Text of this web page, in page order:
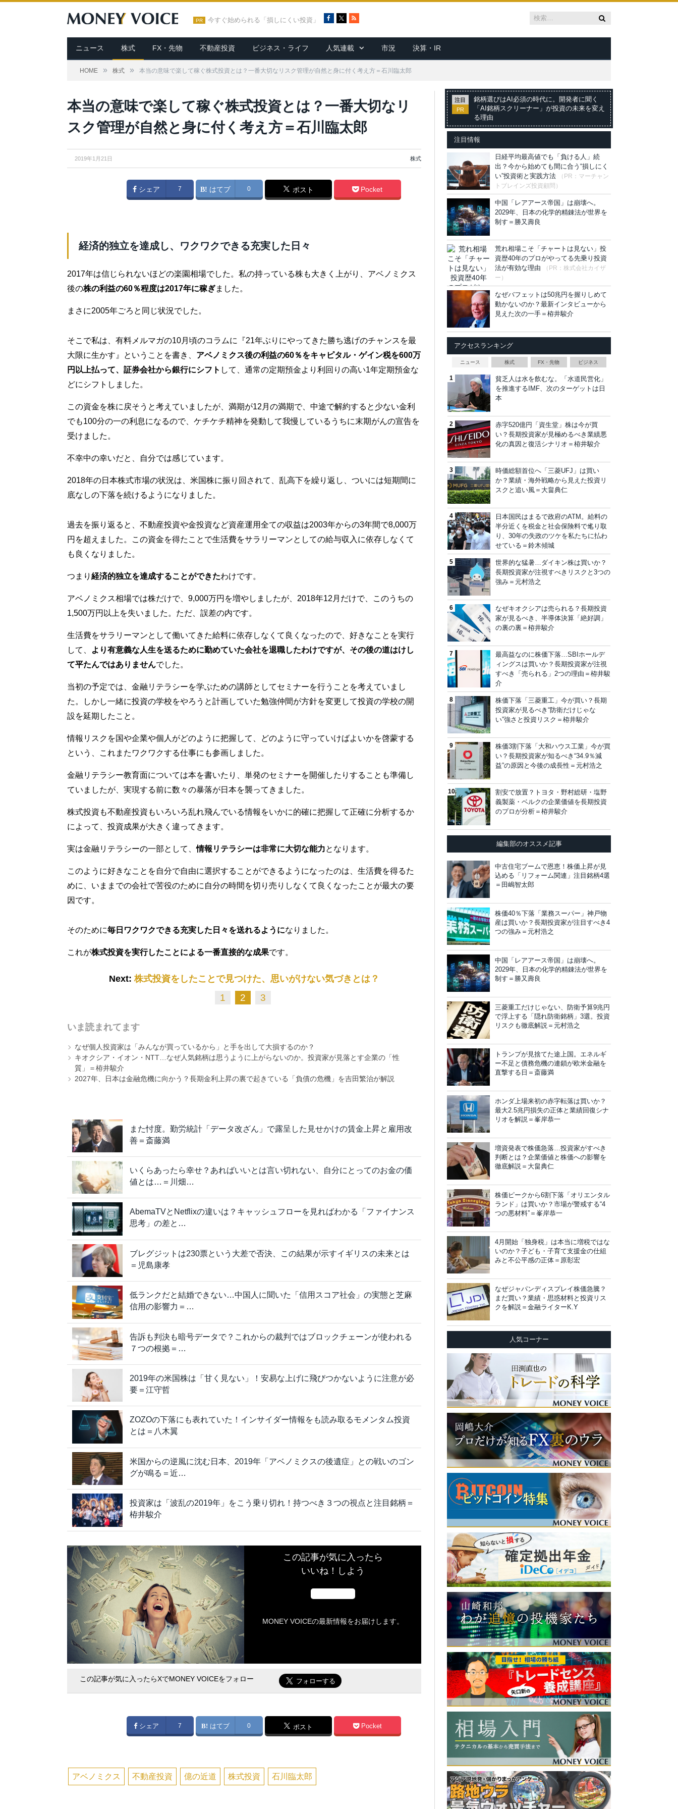
PR 今すぐ始められる「損しにくい投資」
c
e
b
o
R
S
ニュース 株式 FX・先物 不動産投資 ビジネス・ライフ 人気連載 市況 決算・IR
HOME » 株式 » 本当の意味で楽して稼ぐ株式投資とは？一番大切なリスク管理が自然と身に付く考え方＝石川臨太郎
本当の意味で楽して稼ぐ株式投資とは？一番大切なリ
スク管理が自然と身に付く考え方＝石川臨太郎
2019年1月21日 株式
シェア 7 はてブ 0 ポスト Pocket
経済的独立を達成し、ワクワクできる充実した日々
2017年は信じられないほどの楽園相場でした。私の持っている株も大きく上がり、アベノミクス
後の株の利益の60％程度は2017年に稼ぎました。
まさに2005年ごろと同じ状況でした。
そこで私は、有料メルマガの10月頃のコラムに『21年ぶりにやってきた勝ち逃げのチャンスを最
大限に生かす』ということを書き、 アベノミクス後の利益の60％をキャピタル・ゲイン税を600万
円以上払って、証券会社から銀行にシフト して、通常の定期預金より利回りの高い1年定期預金な
どにシフトしました。
この資金を株に戻そうと考えていましたが、満期が12月の満期で、中途で解約すると少ない金利
でも100分の一の利息になるので、ケチケチ精神を発動して我慢しているうちに末期がんの宣告を
受けました。
不幸中の幸いだと、自分では感じています。
2018年の日本株式市場の状況は、米国株に振り回されて、乱高下を繰り返し、ついには短期間に
底なしの下落を続けるようになりました。
過去を振り返ると、不動産投資や金投資など資産運用全ての収益は2003年からの3年間で8,000万
円を超えました。この資金を得たことで生活費をサラリーマンとしての給与収入に依存しなくて
も良くなりました。
つまり 経済的独立を達成することができたわけです。
アベノミクス相場では株だけで、9,000万円を増やしましたが、2018年12月だけで、このうちの
1,500万円以上を失いました。ただ、誤差の内です。
生活費をサラリーマンとして働いてきた給料に依存しなくて良くなったので、好きなことを実行
して、
より有意義な人生を送るために勤めていた会社を退職したわけですが、その後の道はけし
て平たんではありませんでした。
当初の予定では、金融リテラシーを学ぶための講師としてセミナーを行うことを考えていまし
た。しかし一緒に投資の学校をやろうと計画していた勉強仲間が方針を変更して投資の学校の開
設を延期したこと。
情報リスクを国や企業や個人がどのように把握して、どのように守っていけばよいかを啓蒙する
という、これまたワクワクする仕事にも参画しました。
金融リテラシー教育面については本を書いたり、単発のセミナーを開催したりすることも準備し
ていましたが、実現する前に数々の暴落が日本を襲ってきました。
株式投資も不動産投資もいろいろ乱れ飛んでいる情報をいかに的確に把握して正確に分析するか
によって、投資成果が大きく違ってきます。
実は金融リテラシーの一部として、情報リテラシーは非常に大切な能力となります。
このように好きなことを自分で自由に選択することができるようになったのは、生活費を得るた
めに、いままでの会社で苦役のために自分の時間を切り売りしなくて良くなったことが最大の要
因です。
そのために毎日ワクワクできる充実した日々を送れるようになりました。
これが株式投資を実行したことによる一番直接的な成果です。
Next:株式投資をしたことで見つけた、思いがけない気づきとは？
1 2 3
いま読まれてます
なぜ個人投資家は「みんなが買っているから」と手を出して大損するのか？
キオクシア・イオン・NTT…なぜ人気銘柄は思うように上がらないのか。投資家が見落とす企業の「性
質」＝栫井駿介
2027年、日本は金融危機に向かう？長期金利上昇の裏で起きている「負債の危機」を吉田繁治が解説
また忖度。勤労統計「データ改ざん」で露呈した見せかけの賃金上昇と雇用改
善＝斎藤満
いくらあったら幸せ？あればいいとは言い切れない、自分にとってのお金の価
値とは…＝川畑…
AbemaTVとNetflixの違いは？キャッシュフローを見ればわかる「ファイナンス
思考」の差と…
ブレグジットは230票という大差で否決、この結果が示すイギリスの未来とは
＝児島康孝
低ランクだと結婚できない…中国人に聞いた「信用スコア社会」の実態と芝麻
信用の影響力＝…
告訴も判決も暗号データで？これからの裁判ではブロックチェーンが使われる
７つの根拠＝…
2019年の米国株は「甘く見ない」！安易な上げに飛びつかないように注意が必
要＝江守哲
ZOZOの下落にも表れていた！インサイダー情報をも読み取るモメンタム投資
とは＝八木翼
米国からの逆風に沈む日本、2019年「アベノミクスの後遺症」との戦いのゴン
グが鳴る＝近…
投資家は「波乱の2019年」をこう乗り切れ！持つべき３つの視点と注目銘柄＝
栫井駿介
この記事が気に入ったら
いいね！しよう
MONEY VOICEの最新情報をお届けします。
この記事が気に入ったらXでMONEY VOICEをフォロー
シェア 7 はてブ 0 ポスト Pocket
アベノミクス 不動産投資 億の近道 株式投資 石川臨太郎
注目
PR
銘柄選びはAI必須の時代に。開発者に聞く
「AI銘柄スクリーナー」が投資の未来を変え
る理由
注目情報
日経平均最高値でも「負ける人」続
出？今から始めても間に合う“損しにく
い”投資術と実践方法
（PR：マーチャン
トブレインズ投資顧問）
中国「レアアース帝国」は崩壊へ。
2029年、日本の化学的精錬法が世界を
制す＝勝又壽良
荒れ相場こそ「チャートは見ない」投
資歴40年のプロがやってる先乗り投資
法が有効な理由
（PR：株式会社カイザ
ー）
なぜバフェットは50兆円を握りしめて
動かないのか？最新インタビューから
見えた次の一手＝栫井駿介
アクセスランキング
ニュース 株式 FX・先物 ビジネス
貧乏人は水を飲むな。「水道民営化」
を推進するIMF、次のターゲットは日
本
赤字520億円「資生堂」株は今が買
い？長期投資家が見極めるべき業績悪
化の真因と復活シナリオ＝栫井駿介
時価総額首位へ「三菱UFJ」は買い
か？業績・海外戦略から見えた投資リ
スクと追い風＝大畠典仁
日本国民はまるで政府のATM。給料の
半分近くを税金と社会保険料で毟り取
り、30年の失政のツケを私たちに払わ
せている＝鈴木傾城
世界的な猛暑…ダイキン株は買いか？
長期投資家が注視すべきリスクと3つの
強み＝元村浩之
なぜキオクシアは売られる？長期投資
家が見るべき、半導体決算「絶好調」
の裏の裏＝栫井駿介
最高益なのに株価下落…SBIホールデ
ィングスは買いか？長期投資家が注視
すべき「売られる」2つの理由＝栫井駿
介
株価下落「三菱重工」今が買い？長期
投資家が見るべき“防衛だけじゃな
い”強さと投資リスク＝栫井駿介
株価3割下落「大和ハウス工業」今が買
い？長期投資家が知るべき“34.9％減
益”の原因と今後の成長性＝元村浩之
割安で放置？トヨタ・野村総研・塩野
義製薬・ベルクの企業価値を長期投資
のプロが分析＝栫井駿介
編集部のオススメ記事
中古住宅ブームで恩恵！株価上昇が見
込める「リフォーム関連」注目銘柄4選
＝田嶋智太郎
株価40％下落「業務スーパー」神戸物
産は買いか？長期投資家が注目すべき4
つの強み＝元村浩之
中国「レアアース帝国」は崩壊へ。
2029年、日本の化学的精錬法が世界を
制す＝勝又壽良
三菱重工だけじゃない、防衛予算9兆円
で浮上する「隠れ防衛銘柄」3選。投資
リスクも徹底解説＝元村浩之
トランプが見捨てた途上国。エネルギ
ー不足と債務危機の連鎖が欧米金融を
直撃する日＝斎藤満
ホンダ上場来初の赤字転落は買いか？
最大2.5兆円損失の正体と業績回復シナ
リオを解説＝峯岸恭一
増資発表で株価急落…投資家がすべき
判断とは？企業価値と株価への影響を
徹底解説＝大畠典仁
株価ピークから6割下落「オリエンタル
ランド」は買いか？市場が警戒する“4
つの悪材料”＝峯岸恭一
4月開始「独身税」は本当に増税ではな
いのか？子ども・子育て支援金の仕組
みと不公平感の正体＝原彰宏
なぜジャパンディスプレイ株価急騰？
まだ買い？業績・思惑材料と投資リス
クを解説＝金融ライターK.Y
人気コーナー